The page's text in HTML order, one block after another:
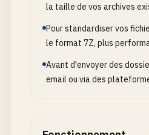
la taille de vos archives
Pour standardiser vos
le format 7Z, plus
Avant d'envoyer des
email ou via des